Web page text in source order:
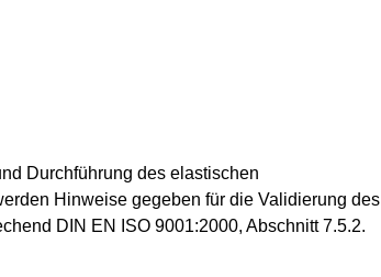
Durchführung des elastischen
Hinweise gegeben für die Validierung des
DIN EN ISO 9001:2000, Abschnitt 7.5.2.